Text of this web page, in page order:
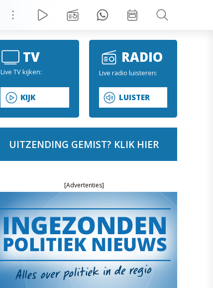
TV
Live TV kijken:
KIJK
RADIO
Live radio luisteren:
LUISTER
UITZENDING GEMIST? KLIK HIER
[Advertenties]